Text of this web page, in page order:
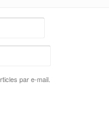
par e-mail.